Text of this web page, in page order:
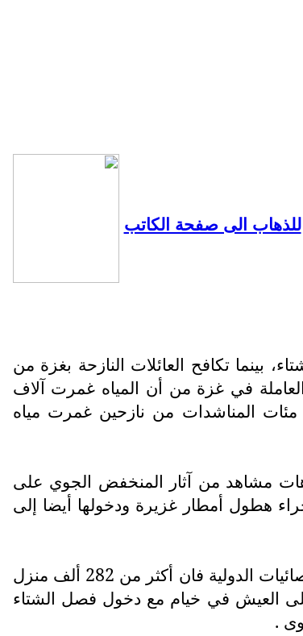
للذهاب الى صفحة الكاتب
بينما تكافح العائلات النازحة بغزة من
العاملة في غزة من أن المياه غمرت آلاف
مئات المناشدات من نازحين غمرت مياه
مشاهد من آثار المنخفض الجوي على
هطول أمطار غزيرة ودخولها أيضا إلى
وتستقبل مدن ومخيمات قطاع غزة بداية موسم الشتاء والأمطار بخيام مهترئة تزيد من معاناة سكانها، ووفقا للإحصائيات الدولية فان أكثر من 282 ألف منزل
على العيش في خيام مع دخول فصل الشتاء
.